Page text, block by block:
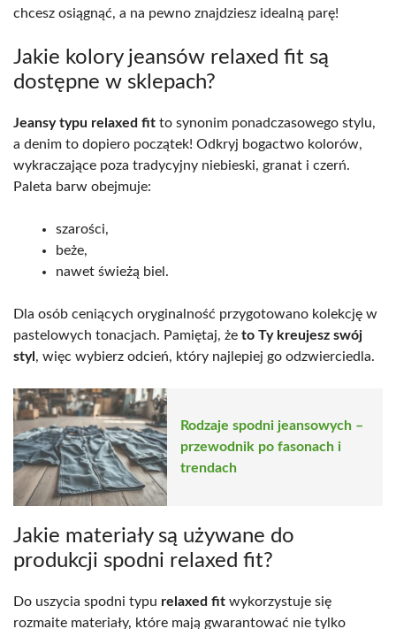
chcesz osiągnąć, a na pewno znajdziesz idealną parę!
Jakie kolory jeansów relaxed fit są
dostępne w sklepach?
Jeansy typu relaxed fit to synonim ponadczasowego stylu,
a denim to dopiero początek! Odkryj bogactwo kolorów,
wykraczające poza tradycyjny niebieski, granat i czerń.
Paleta barw obejmuje:
szarości,
beże,
nawet świeżą biel.
Dla osób ceniących oryginalność przygotowano kolekcję w
pastelowych tonacjach. Pamiętaj, że to Ty kreujesz swój
styl , więc wybierz odcień, który najlepiej go odzwierciedla.
Rodzaje spodni jeansowych –
przewodnik po fasonach i
trendach
Jakie materiały są używane do
produkcji spodni relaxed fit?
Do uszycia spodni typu relaxed fit wykorzystuje się
rozmaite materiały, które mają gwarantować nie tylko